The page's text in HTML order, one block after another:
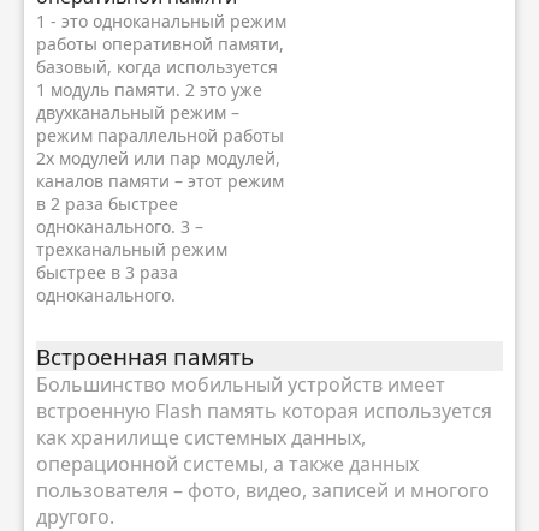
1 - это одноканальный режим
работы оперативной памяти,
базовый, когда используется
1 модуль памяти. 2 это уже
двухканальный режим –
режим параллельной работы
2х модулей или пар модулей,
каналов памяти – этот режим
в 2 раза быстрее
одноканального. 3 –
трехканальный режим
быстрее в 3 раза
одноканального.
Встроенная память
Большинство мобильный устройств имеет
встроенную Flash память которая используется
как хранилище системных данных,
операционной системы, а также данных
пользователя – фото, видео, записей и многого
другого.